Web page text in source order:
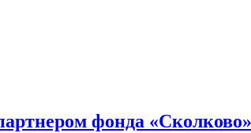
фонда «Сколково»